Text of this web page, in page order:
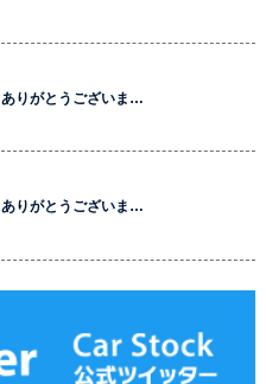
りがとうございま…
りがとうございま…